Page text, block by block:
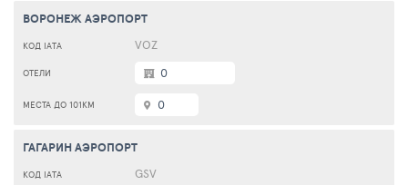
ВОРОНЕЖ АЭРОПОРТ
VOZ
0
0
ГАГАРИН АЭРОПОРТ
GSV